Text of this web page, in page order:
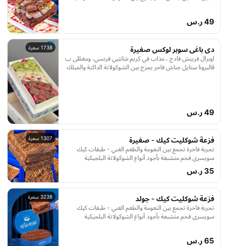
49 ر.س
1738 سعرة دى باغى سوبر لوكس صغيرة
اوبرال فرينش فادج ، مذاب في كريم شانتيي فرنسي، ومغطّى ب
ڤاليرونا ستايل جناش فاخر يمزج بين الشوكولاتة الداكنة والميلك
49 ر.س
1307 سعرة فزعة شوكليت كيك - صغيرة
تجربة فاخرة تجمع بين النعومة والطعم الغني - طبقات كيك
سويسري فخم متشبعة بأجود أنواع الشوكولاتة البلجيكية
الجاناش ومغطاة بطبقة مقرمشة من كرانشي الشوكولاتة اللذيذة
كل قضمة منها حكاية من الفخامة والمذاق الذي لا يُقاوم
35 ر.س
3238 سعرة فزعة شوكليت كيك - جولد
تجربة فاخرة تجمع بين النعومة والطعم الغني - طبقات كيك
سويسري فخم متشبعة بأجود أنواع الشوكولاتة البلجيكية
65 ر.س